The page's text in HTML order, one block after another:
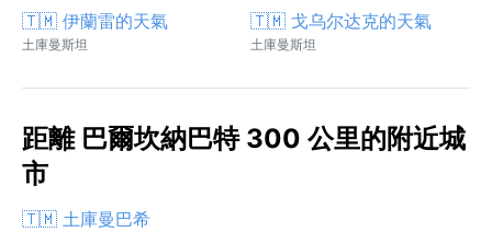
🇹🇲 伊蘭雷的天氣
土庫曼斯坦
🇹🇲 戈乌尔达克的天氣
土庫曼斯坦
距離 巴爾坎納巴特 300 公里的附近城
市
🇹🇲 土庫曼巴希